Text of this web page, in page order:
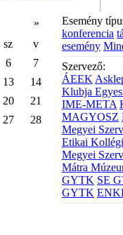
»
sz
v
6
7
13
14
20
21
27
28
Esemény
konferencia
esemény
Szervező:
ÁEEK
Klubja
IME-META
MAGYOSZ
Megyei
Etikai
Megyei
Mátra
GYTK SE
GYTK